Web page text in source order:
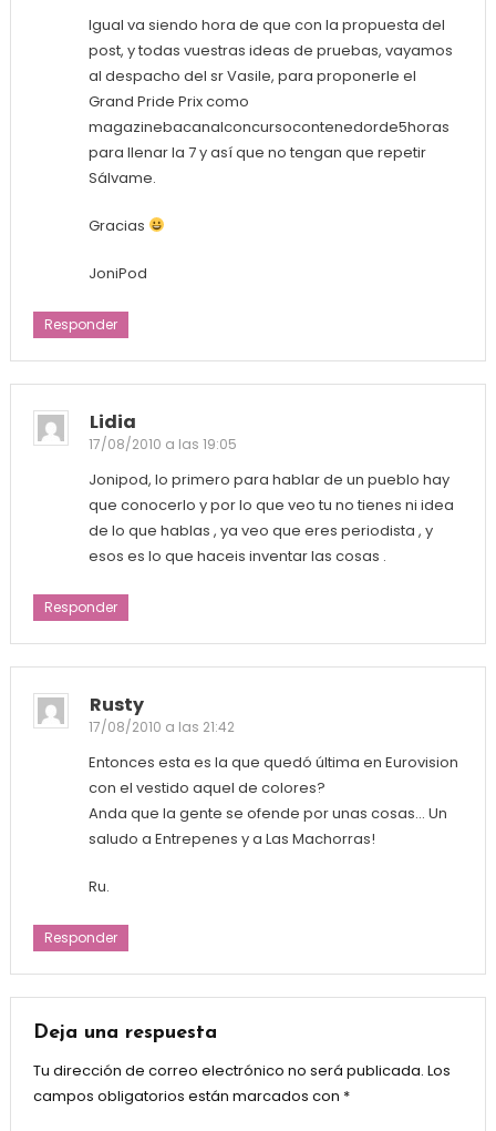
Igual va siendo hora de que con la propuesta del
post, y todas vuestras ideas de pruebas, vayamos
al despacho del sr Vasile, para proponerle el
Grand Pride Prix como
magazinebacanalconcursocontenedorde5horas
para llenar la 7 y así que no tengan que repetir
Sálvame.
Gracias
JoniPod
Responder
Lidia
17/08/2010 a las 19:05
Jonipod, lo primero para hablar de un pueblo hay
que conocerlo y por lo que veo tu no tienes ni idea
de lo que hablas , ya veo que eres periodista , y
esos es lo que haceis inventar las cosas .
Responder
Rusty
17/08/2010 a las 21:42
Entonces esta es la que quedó última en Eurovision
con el vestido aquel de colores?
Anda que la gente se ofende por unas cosas… Un
saludo a Entrepenes y a Las Machorras!
Ru.
Responder
Deja una respuesta
Tu dirección de correo electrónico no será publicada. Los
campos obligatorios están marcados con *